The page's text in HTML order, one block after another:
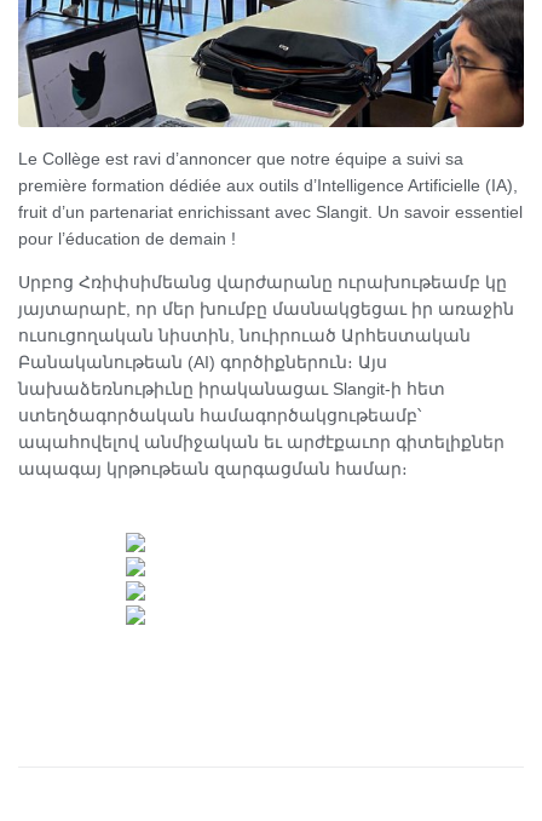
Le Collège est ravi d’annoncer que notre équipe a suivi sa
première formation dédiée aux outils d’Intelligence Artificielle (IA),
fruit d’un partenariat enrichissant avec Slangit. Un savoir essentiel
pour l’éducation de demain !
Սրբոց Հռիփսիմեանց վարժարանը ուրախութեամբ կը
յայտարարէ, որ մեր խումբը մասնակցեցաւ իր առաջին
ուսուցողական նիստին, նուիրուած Արհեստական
Բանականութեան (AI) գործիքներուն։ Այս
նախաձեռնութիւնը իրականացաւ Slangit-ի հետ
ստեղծագործական համագործակցութեամբ՝
ապահովելով անմիջական եւ արժէքաւոր գիտելիքներ
ապագայ կրթութեան զարգացման համար։